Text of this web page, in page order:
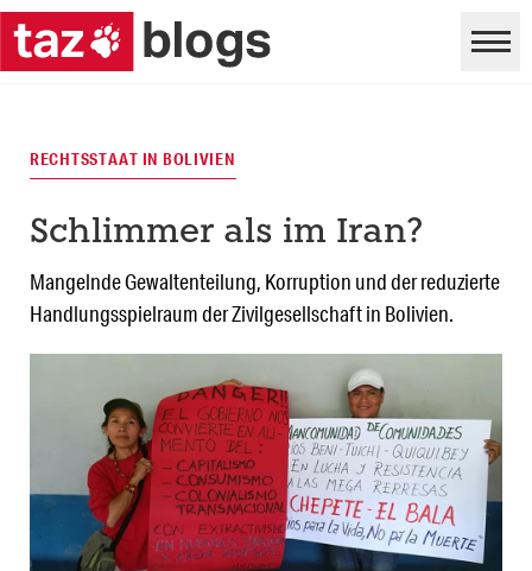
RECHTSSTAAT IN BOLIVIEN
Schlimmer als im Iran?
Mangelnde Gewaltenteilung, Korruption und der reduzierte
Handlungsspielraum der Zivilgesellschaft in Bolivien.